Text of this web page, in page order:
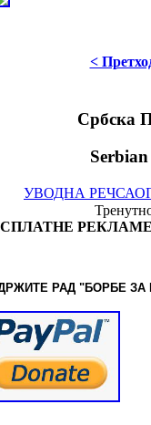
<
Србска
УВОДНА РЕЧ
РАД "БОРБЕ ЗА